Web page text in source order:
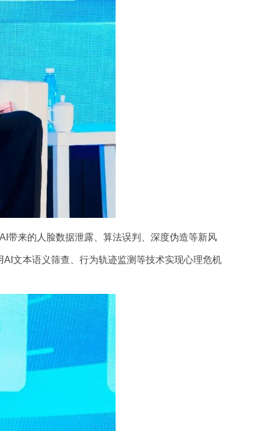
来的人脸数据泄露、算法误判、深度伪造等新风
文本语义筛查、行为轨迹监测等技术实现心理危机